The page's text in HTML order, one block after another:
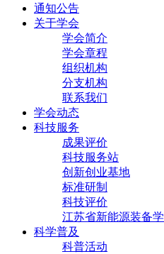
通知公告
关于学会
学会简介
学会章程
组织机构
分支机构
联系我们
学会动态
科技服务
成果评价
科技服务站
创新创业基地
标准研制
科技评价
江苏省新能源装备
科学普及
科普活动